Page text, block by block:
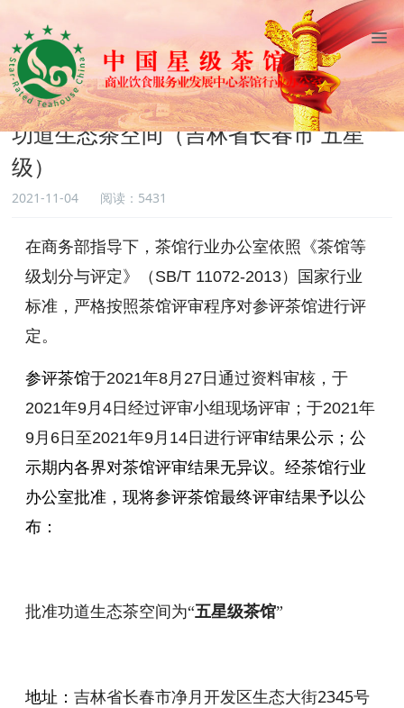
网站首页 星级茶馆 茶馆公布
功道生态茶空间（吉林省长春市 五星
级）
2021-11-04 阅读：5431
在商务部指导下，茶馆行业办公室依照《茶馆等
级划分与评定》（SB/T 11072-2013）国家行业
标准，严格按照茶馆评审程序对参评茶馆进行评
定。
参评茶馆于2021年8月27日通过资料审核，于
2021年9月4 日经过评审小组现场评审；于2021年
9月6 日至2021年9月14日进行评审结果公示；公
示期内各界对茶馆评审结果无异议。经茶馆行业
办公室批准，现将参评茶馆最终评审结果予以公
布：
批准功道生态茶空间为“五星级茶馆”
地址：吉林省长春市净月开发区生态大街2345号